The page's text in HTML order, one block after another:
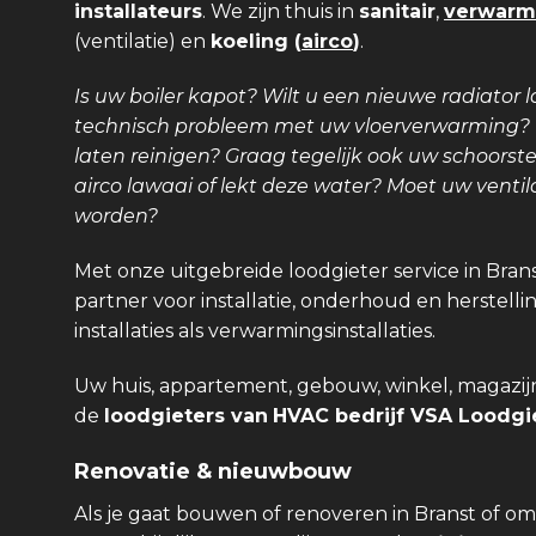
installateurs. We zijn thuis in sanitair,
(ventilatie) en koeling (airco).
Is uw boiler kapot? Wilt u een nieuwe radiator
technisch probleem met uw
laten reinigen? Graag tegelijk ook uw
airco lawaai of lekt deze water? Moet uw
worden?
Met onze uitgebreide loodgieter service in
partner voor installatie, onderhoud en
installaties als verwarmingsinstallaties.
Uw huis, appartement, gebouw, winkel,
de loodgieters van HVAC bedrijf VSA
Renovatie & nieuwbouw
Als je gaat bouwen of renoveren in Branst of